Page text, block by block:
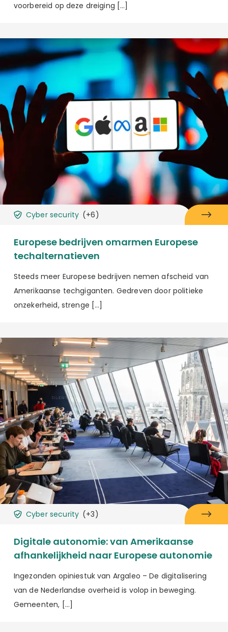
voorbereid op deze dreiging […]
Cyber security (+6)
Europese bedrijven omarmen Europese
techalternatieven
Steeds meer Europese bedrijven nemen afscheid van
Amerikaanse techgiganten. Gedreven door politieke
onzekerheid, strenge […]
Cyber security (+3)
Digitale autonomie: van Amerikaanse
afhankelijkheid naar Europese autonomie
Ingezonden opiniestuk van Argaleo – De digitalisering
van de Nederlandse overheid is volop in beweging.
Gemeenten, […]